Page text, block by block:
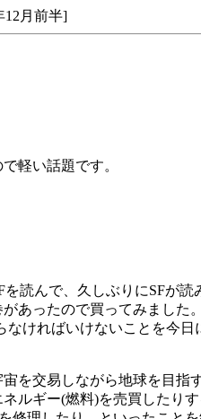
12月前半]
軽い話題です。
読んで、久しぶりにSFが
があったので買ってみまし
なければいけないことを今
を交易しながら地球を目指
ルギー(燃料)を売買したり